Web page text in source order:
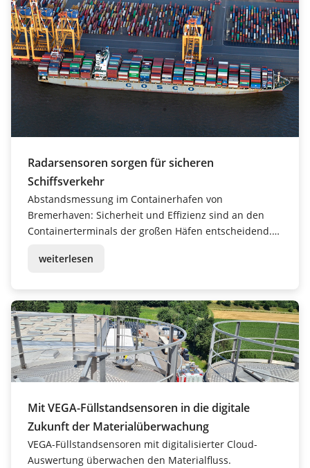
Radarsensoren sorgen für sicheren
Schiffsverkehr
Abstandsmessung im Containerhafen von
Bremerhaven: Sicherheit und Effizienz sind an den
Containerterminals der großen Häfen entscheidend.
Radarsensoren künftig Kaimauer und Schiffe beim
weiterlesen
Mit VEGA-Füllstandsensoren in die digitale
Zukunft der Materialüberwachung
VEGA-Füllstandsensoren mit digitalisierter Cloud-
Auswertung überwachen den Materialfluss.